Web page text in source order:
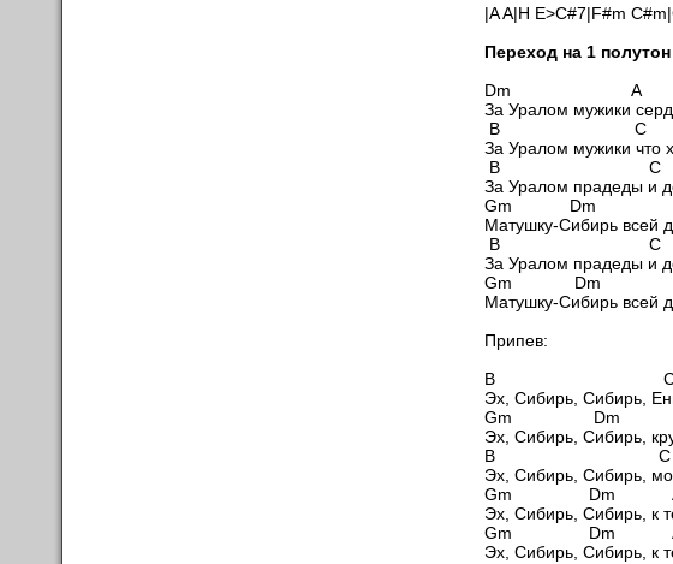
|A A|H E>C#7|F#m
Переход на 1
Dm A
За Уралом мужики
B C
За Уралом мужики что
B C F
За Уралом прадеды и
Gm Dm
Матушку-Сибирь всей
B C F
За Уралом прадеды и
Gm Dm
Матушку-Сибирь всей
Припев:
B C
Эх, Сибирь, Сибирь,
Gm Dm
Эх, Сибирь, Сибирь,
B C
Эх, Сибирь, Сибирь,
Gm
Эх, Сибирь, Сибирь, к
Gm
Эх, Сибирь, Сибирь, к